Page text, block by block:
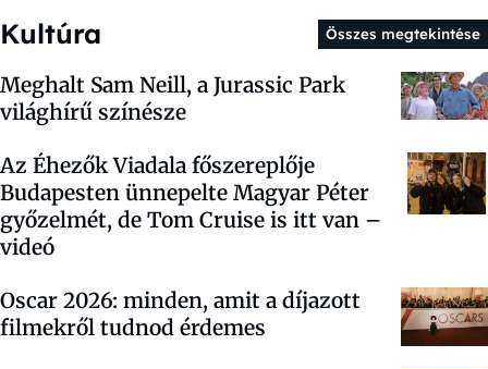
Kultúra Összes megtekintése
Meghalt Sam Neill, a Jurassic Park
világhírű színésze
Az Éhezők Viadala főszereplője
Budapesten ünnepelte Magyar Péter
győzelmét, de Tom Cruise is itt van –
videó
Oscar 2026: minden, amit a díjazott
filmekről tudnod érdemes